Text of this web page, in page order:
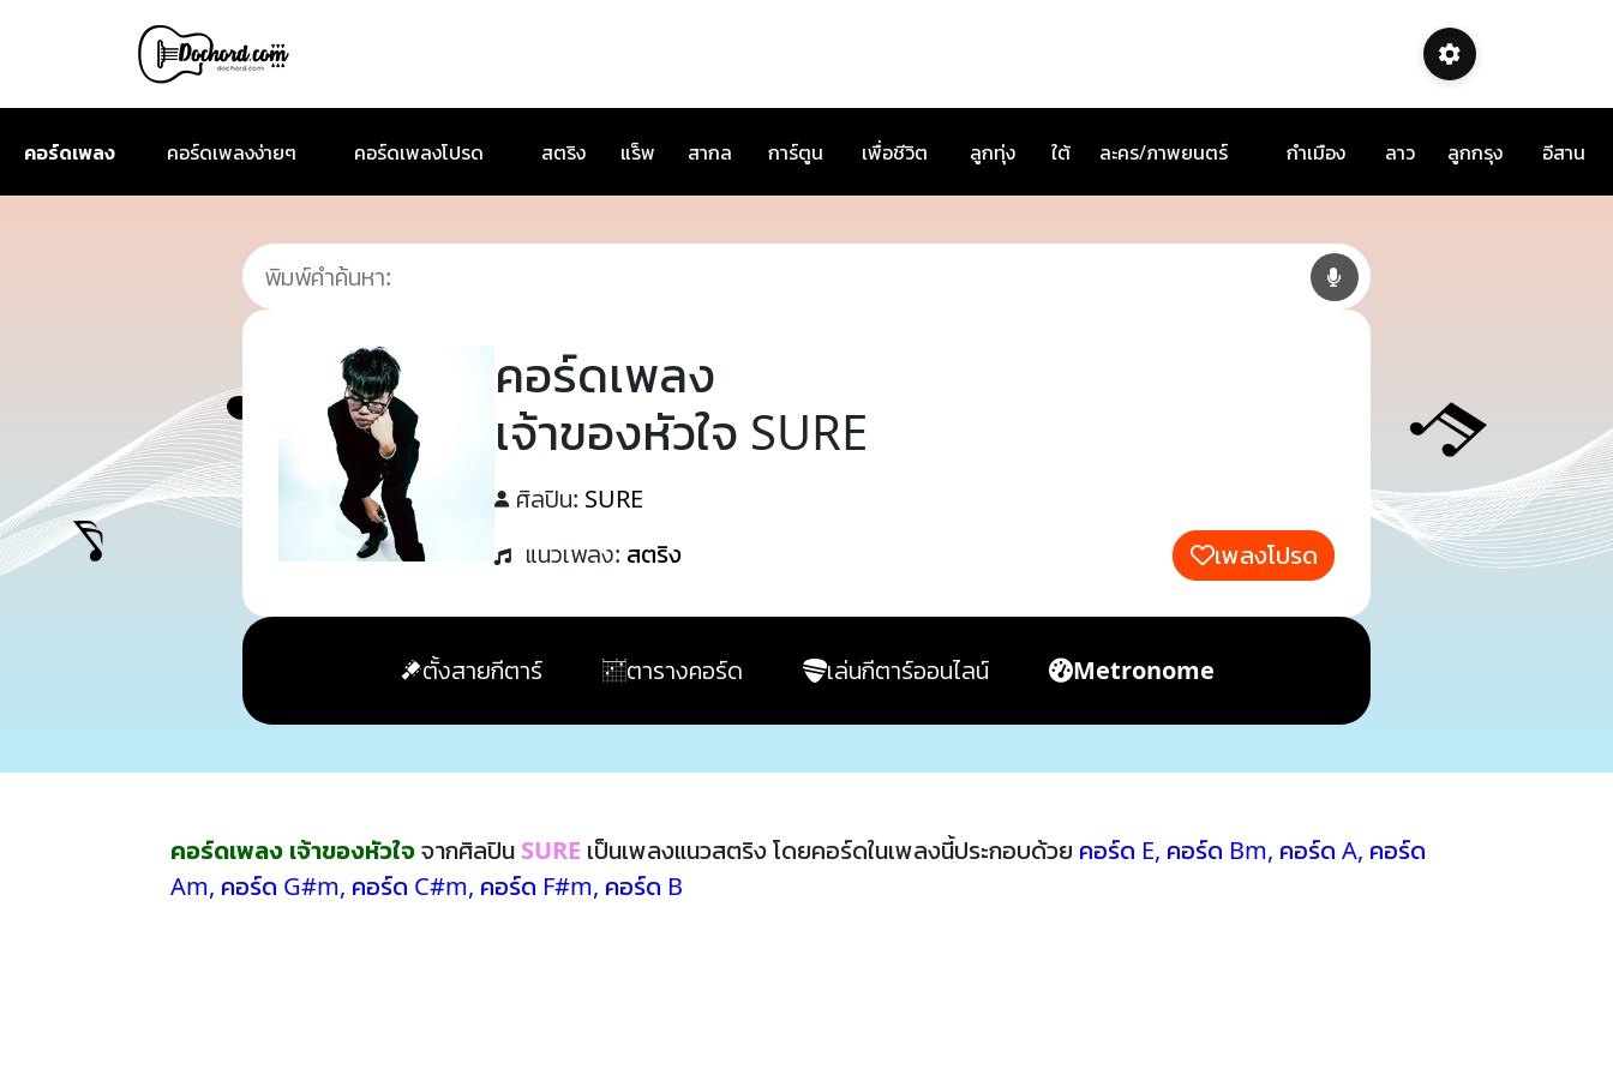
คอร์ดเพลง คอร์ดเพลงง่ายๆ คอร์ดเพลงโปรด สตริง แร็พ สากล การ์ตูน เพื่อชีวิต ลูกทุ่ง ใต้ ละคร/ภาพยนตร์ กำเมือง ลาว ลูกกรุง อีสาน
คอร์ดเพลง
เจ้าของหัวใจ SURE
ศิลปิน: SURE
แนวเพลง: สตริง เพลงโปรด
ตั้งสายกีตาร์ ตารางคอร์ด เล่นกีตาร์ออนไลน์ Metronome
คอร์ดเพลง เจ้าของหัวใจจากศิลปิน SURE เป็นเพลงแนวสตริง โดยคอร์ดในเพลงนี้ประกอบด้วย คอร์ด E, คอร์ด Bm, คอร์ด A, คอร์ด
Am, คอร์ด G#m, คอร์ด C#m, คอร์ด F#m, คอร์ด B